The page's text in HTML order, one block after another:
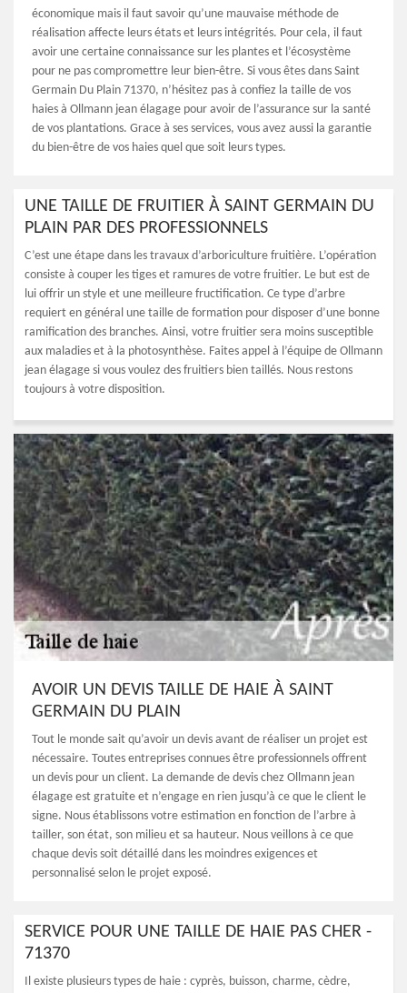
économique mais il faut savoir qu’une mauvaise méthode de
réalisation affecte leurs états et leurs intégrités. Pour cela, il faut
avoir une certaine connaissance sur les plantes et l’écosystème
pour ne pas compromettre leur bien-être. Si vous êtes dans Saint
Germain Du Plain 71370, n’hésitez pas à confiez la taille de vos
haies à Ollmann jean élagage pour avoir de l’assurance sur la santé
de vos plantations. Grace à ses services, vous avez aussi la garantie
du bien-être de vos haies quel que soit leurs types.
UNE TAILLE DE FRUITIER À SAINT GERMAIN DU
PLAIN PAR DES PROFESSIONNELS
C’est une étape dans les travaux d’arboriculture fruitière. L’opération
consiste à couper les tiges et ramures de votre fruitier. Le but est de
lui offrir un style et une meilleure fructification. Ce type d’arbre
requiert en général une taille de formation pour disposer d’une bonne
ramification des branches. Ainsi, votre fruitier sera moins susceptible
aux maladies et à la photosynthèse. Faites appel à l’équipe de Ollmann
jean élagage si vous voulez des fruitiers bien taillés. Nous restons
toujours à votre disposition.
AVOIR UN DEVIS TAILLE DE HAIE À SAINT
GERMAIN DU PLAIN
Tout le monde sait qu’avoir un devis avant de réaliser un projet est
nécessaire. Toutes entreprises connues être professionnels offrent
un devis pour un client. La demande de devis chez Ollmann jean
élagage est gratuite et n’engage en rien jusqu’à ce que le client le
signe. Nous établissons votre estimation en fonction de l’arbre à
tailler, son état, son milieu et sa hauteur. Nous veillons à ce que
chaque devis soit détaillé dans les moindres exigences et
personnalisé selon le projet exposé.
SERVICE POUR UNE TAILLE DE HAIE PAS CHER -
71370
Il existe plusieurs types de haie : cyprès, buisson, charme, cèdre,